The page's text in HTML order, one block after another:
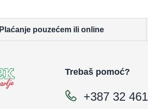
Plaćanje pouzećem ili online
Trebaš pomoć?
+387 32